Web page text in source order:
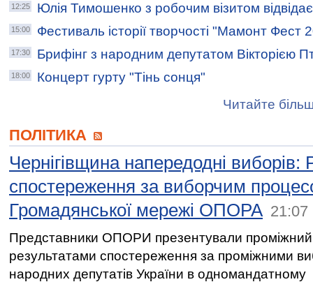
12:25 Юлія Тимошенко з робочим візитом відвідає
15:00 Фестиваль історії творчості "Мамонт Фест
17:30 Брифінг з народним депутатом Вікторією
18:00
Концерт гурту "Тінь сонця"
Читайте
ПОЛІТИКА
Чернігівщина напередодні виборів:
спостереження за виборчим
Громадянської мережі ОПОРА 21:07
Представники ОПОРИ презентували проміжний
результатами спостереження за проміжними
народних депутатів України в одномандатному